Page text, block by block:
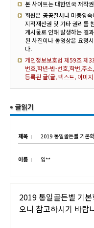
본 사이트는 대한민국 저작
회원은 공공질서나 미풍양
지적재산권 및 기타 권리를
게시물로 인해 발생하는 결
된 사진이나 동영상은 요청
다.
개인정보보호법 제59조 제
번호,학년-반-번호,학번,주
등록된 글(글, 텍스트, 이미
제목 2019 통일골든벨 기본
이름 임**
2019 통일골든벨 기
오니 참고하시기 바랍